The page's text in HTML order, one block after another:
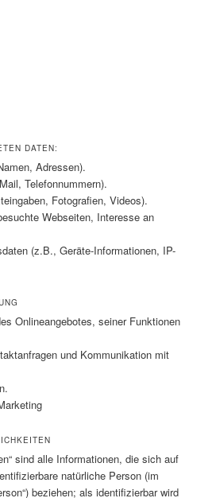
DATEN:
Adressen).
Telefonnummern).
Fotografien, Videos).
Webseiten, Interesse an
(z.B., Geräte-Informationen, IP-
Onlineangebotes, seiner Funktionen
und Kommunikation mit
sind alle Informationen, die sich auf
natürliche Person (im
beziehen; als identifizierbar wird